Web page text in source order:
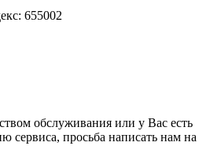
655002
обслуживания или у Вас есть
сервиса, просьба написать нам на